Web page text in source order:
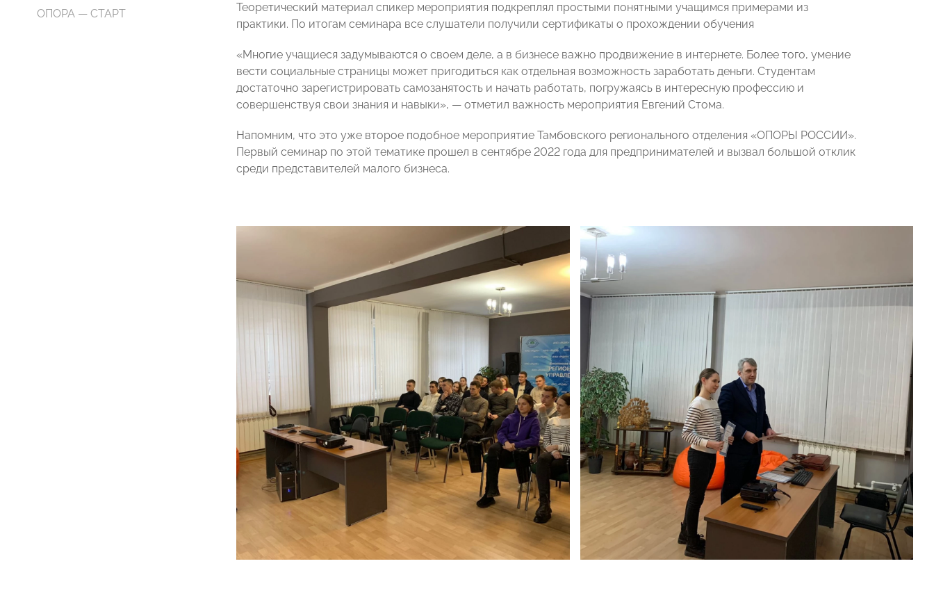
ОПОРА — СТАРТ
Теоретический материал спикер мероприятия подкреплял простыми понятными учащимся примерами из
практики. По итогам семинара все слушатели получили сертификаты о прохождении обучения
«Многие учащиеся задумываются о своем деле, а в бизнесе важно продвижение в интернете. Более того, умение
вести социальные страницы может пригодиться как отдельная возможность заработать деньги. Студентам
достаточно зарегистрировать самозанятость и начать работать, погружаясь в интересную профессию и
совершенствуя свои знания и навыки», — отметил важность мероприятия Евгений Стома.
Напомним, что это уже второе подобное мероприятие Тамбовского регионального отделения «ОПОРЫ РОССИИ».
Первый семинар по этой тематике прошел в сентябре 2022 года для предпринимателей и вызвал большой отклик
среди представителей малого бизнеса.